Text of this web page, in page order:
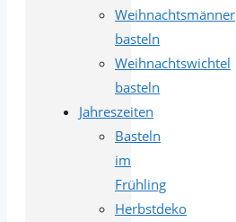
Weihnachtsmänner
basteln
Weihnachtswichtel
basteln
Jahreszeiten
Basteln
im
Frühling
Herbstdeko